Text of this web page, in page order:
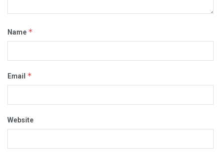
Name *
Email *
Website